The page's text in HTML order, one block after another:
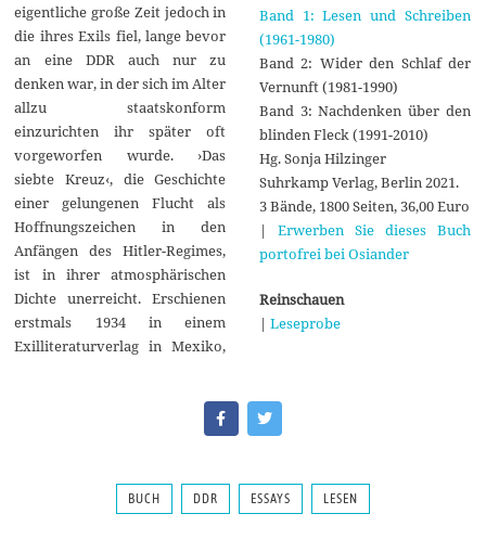
eigentliche große Zeit jedoch in
die ihres Exils fiel, lange bevor
an eine DDR auch nur zu
denken war, in der sich im Alter
allzu staatskonform
einzurichten ihr später oft
vorgeworfen wurde. ›Das
siebte Kreuz‹, die Geschichte
einer gelungenen Flucht als
Hoffnungszeichen in den
Anfängen des Hitler-Regimes,
ist in ihrer atmosphärischen
Dichte unerreicht. Erschienen
erstmals 1934 in einem
Exilliteraturverlag in Mexiko,
Band 1: Lesen und Schreiben
(1961-1980)
Band 2: Wider den Schlaf der
Vernunft (1981-1990)
Band 3: Nachdenken über den
blinden Fleck (1991-2010)
Hg. Sonja Hilzinger
Suhrkamp Verlag, Berlin 2021.
3 Bände, 1800 Seiten, 36,00 Euro
| Erwerben Sie dieses Buch
portofrei bei Osiander
Reinschauen
| Leseprobe
BUCH DDR ESSAYS LESEN